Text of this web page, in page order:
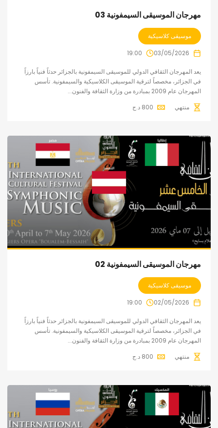
مهرجان الموسيقى السيمفونية 03
موسيقى كلاسيكية
03/05/2026
19:00
يعد المهرجان الثقافي الدولي للموسيقى السيمفونية بالجزائر حدثاً فنياً بارزاً
في الجزائر، مخصصاً لترقية الموسيقى الكلاسيكية والسيمفونية. تأسس
المهرجان عام 2009 بمبادرة من وزارة الثقافة والفنون...
منتهي
800 د.ج
مهرجان الموسيقى السيمفونية 02
موسيقى كلاسيكية
02/05/2026
19:00
يعد المهرجان الثقافي الدولي للموسيقى السيمفونية بالجزائر حدثاً فنياً بارزاً
في الجزائر، مخصصاً لترقية الموسيقى الكلاسيكية والسيمفونية. تأسس
المهرجان عام 2009 بمبادرة من وزارة الثقافة والفنون...
منتهي
800 د.ج